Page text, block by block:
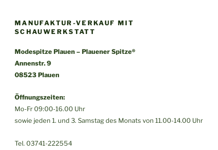
MANUFAKTUR-VERKAUF MIT
SCHAUWERKSTATT
Modespitze Plauen – Plauener Spitze®
Annenstr. 9
08523 Plauen
Öffnungszeiten:
Mo-Fr 09:00-16.00 Uhr
sowie jeden 1. und 3. Samstag des Monats von 11.00-14.00 Uhr
Tel. 03741-222554